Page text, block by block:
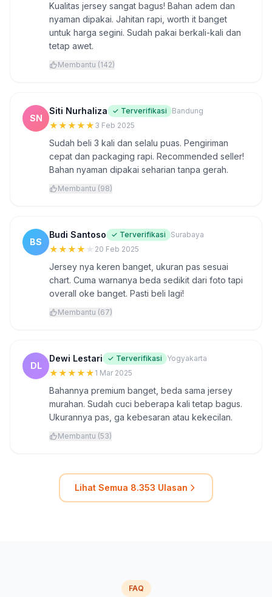
Kualitas jersey sangat bagus! Bahan adem dan
nyaman dipakai. Jahitan rapi, worth it banget
untuk harga segini. Sudah pakai berkali-kali dan
tetap awet.
Membantu (142)
SN
Siti Nurhaliza ✓ Terverifikasi Bandung
★★★★★ 3 Feb 2025
Sudah beli 3 kali dan selalu puas. Pengiriman
cepat dan packaging rapi. Recommended seller!
Bahan nyaman dipakai seharian tanpa gerah.
Membantu (98)
BS
Budi Santoso ✓ Terverifikasi Surabaya
★★★★ ★ 20 Feb 2025
Jersey nya keren banget, ukuran pas sesuai
chart. Cuma warnanya beda sedikit dari foto tapi
overall oke banget. Pasti beli lagi!
Membantu (67)
DL
Dewi Lestari ✓ Terverifikasi Yogyakarta
★★★★★ 1 Mar 2025
Bahannya premium banget, beda sama jersey
murahan. Sudah cuci beberapa kali tetap bagus.
Ukurannya pas, ga kebesaran atau kekecilan.
Membantu (53)
Lihat Semua 8.353 Ulasan
FAQ